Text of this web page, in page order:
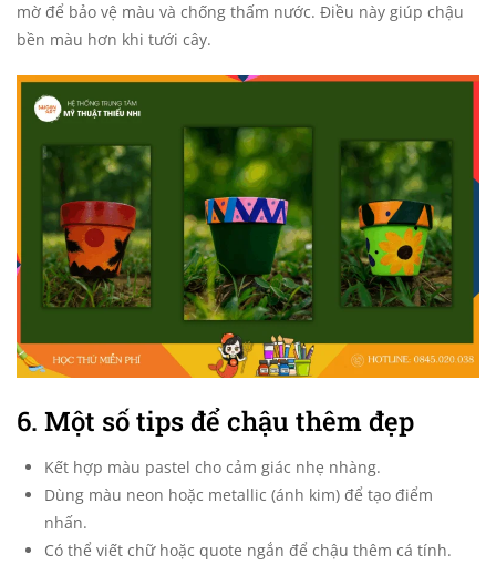
mờ để bảo vệ màu và chống thấm nước. Điều này giúp chậu
bền màu hơn khi tưới cây.
6. Một số tips để chậu thêm đẹp
Kết hợp màu pastel cho cảm giác nhẹ nhàng.
Dùng màu neon hoặc metallic (ánh kim) để tạo điểm
nhấn.
Có thể viết chữ hoặc quote ngắn để chậu thêm cá tính.